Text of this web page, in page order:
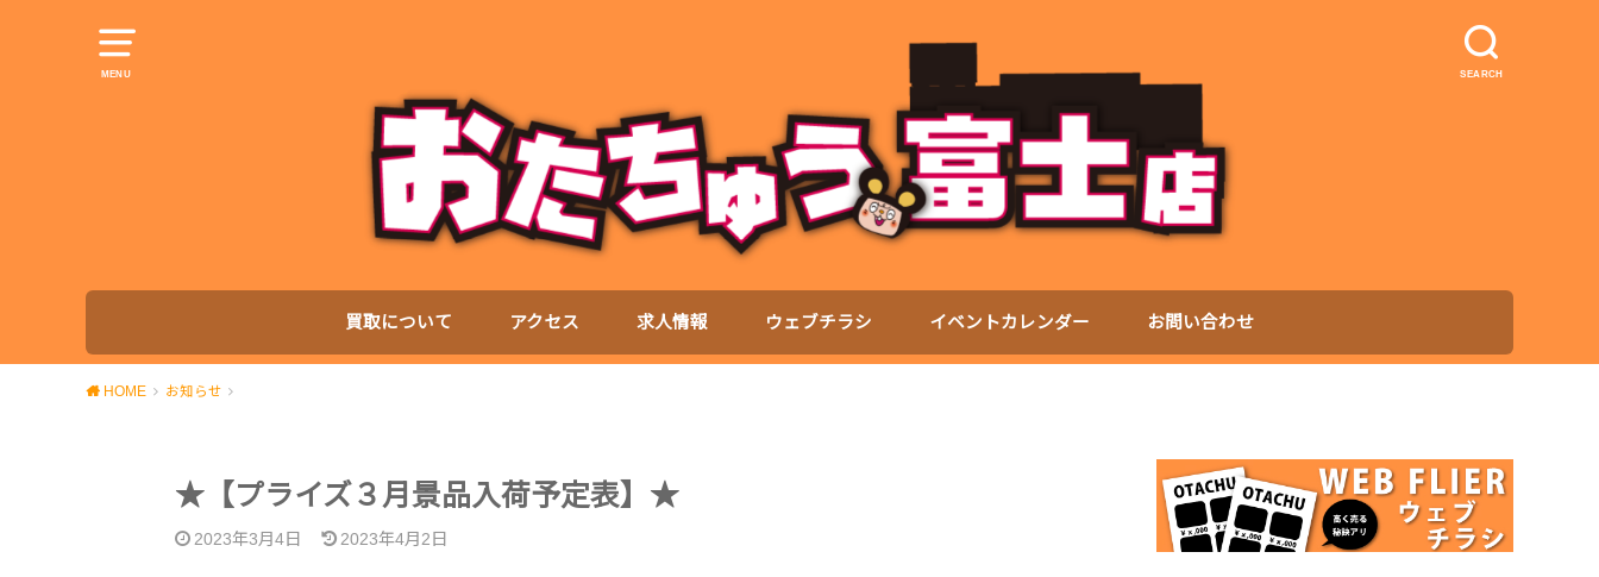
MENU SEARCH
買取について アクセス 求人情報 ウェブチラシ イベントカレンダー お問い合わせ
HOME お知らせ
★【プライズ３月景品入荷予定表】★
2023年3月4日 2023年4月2日